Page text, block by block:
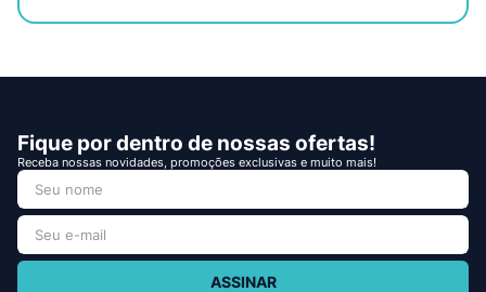
Fique por dentro de nossas ofertas!
Receba nossas novidades, promoções exclusivas e muito mais!
ASSINAR